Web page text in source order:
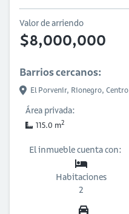
Valor de arriendo
$8,000,000
Barrios cercanos:
El Porvenir, Rionegro, Centro
Área privada:
115.0 m2
El inmueble cuenta con:
Habitaciones
2